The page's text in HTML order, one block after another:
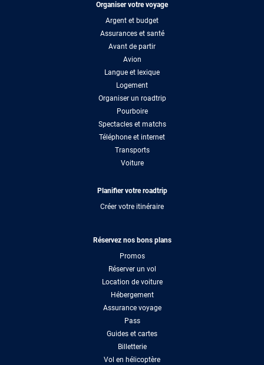
Organiser votre voyage
Argent et budget
Assurances et santé
Avant de partir
Avion
Langue et lexique
Logement
Organiser un roadtrip
Pourboire
Spectacles et matchs
Téléphone et internet
Transports
Voiture
Planifier votre roadtrip
Créer votre itinéraire
Réservez nos bons plans
Promos
Réserver un vol
Location de voiture
Hébergement
Assurance voyage
Pass
Guides et cartes
Billetterie
Vol en hélicoptère